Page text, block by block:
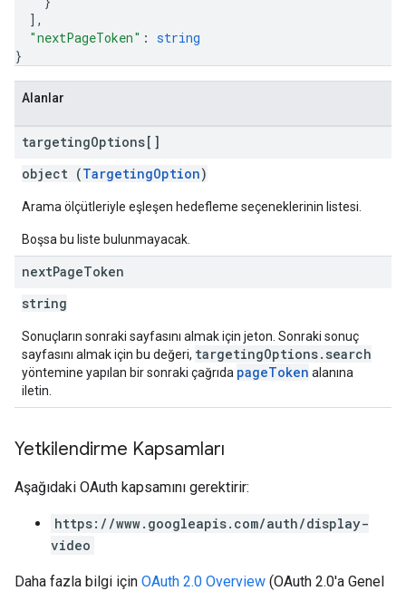
] ,
"nextPageToken" : string
}
Alanlar
targetingOptions[]
object (TargetingOption)
Arama ölçütleriyle eşleşen hedefleme seçeneklerinin listesi.
Boşsa bu liste bulunmayacak.
nextPageToken
string
Sonuçların sonraki sayfasını almak için jeton. Sonraki sonuç
sayfasını almak için bu değeri, targetingOptions.search
yöntemine yapılan bir sonraki çağrıda pageToken alanına
iletin.
Yetkilendirme Kapsamları
Aşağıdaki OAuth kapsamını gerektirir:
https://www.googleapis.com/auth/display-
video
Daha fazla bilgi için OAuth 2.0 Overview (OAuth 2.0'a Genel